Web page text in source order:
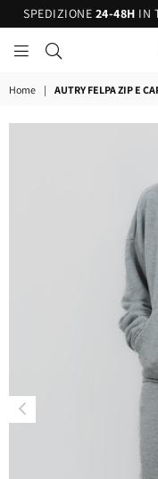
SPEDIZIONE 24-48H IN
Home | AUTRY FELPA ZIP E